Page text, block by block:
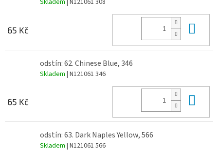
Skladem | N121061 308
65 Kč
odstín: 62. Chinese Blue, 346
Skladem | N121061 346
65 Kč
odstín: 63. Dark Naples Yellow, 566
Skladem | N121061 566